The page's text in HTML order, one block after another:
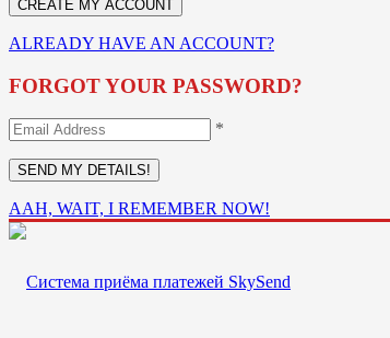
ALREADY HAVE AN ACCOUNT?
FORGOT YOUR PASSWORD?
*
AAH, WAIT, I REMEMBER NOW!